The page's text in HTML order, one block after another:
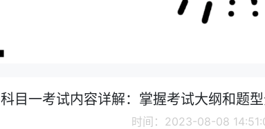
科目一考试内容详解：掌握考试大纲和题
时间：2023-08-08